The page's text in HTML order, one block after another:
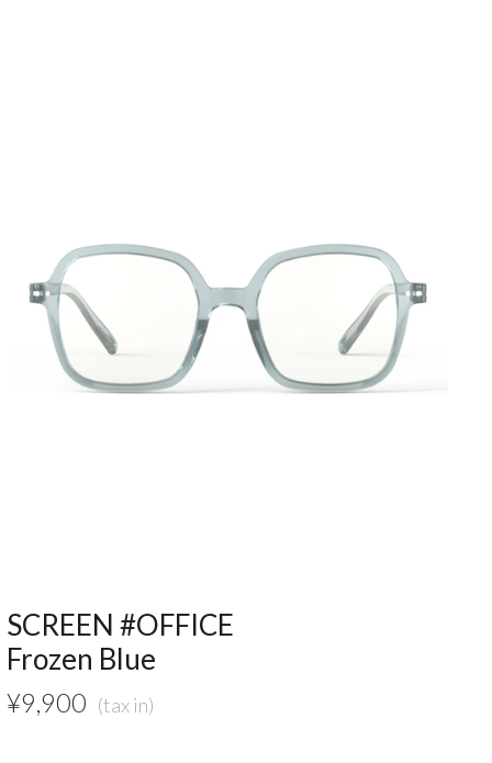
SCREEN #OFFICE
Frozen Blue
¥9,900